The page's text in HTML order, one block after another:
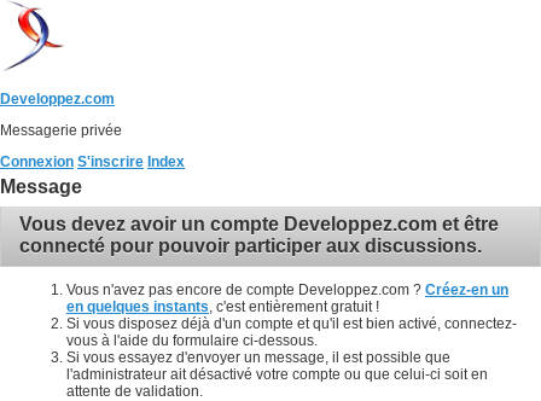
Developpez.com
Messagerie privée
Connexion S'inscrire Index
Message
Vous devez avoir un compte Developpez.com et être
connecté pour pouvoir participer aux discussions.
Vous n'avez pas encore de compte Developpez.com ? Créez-en un
en quelques instants , c'est entièrement gratuit !
Si vous disposez déjà d'un compte et qu'il est bien activé, connectez-
vous à l'aide du formulaire ci-dessous.
Si vous essayez d'envoyer un message, il est possible que
l'administrateur ait désactivé votre compte ou que celui-ci soit en
attente de validation.